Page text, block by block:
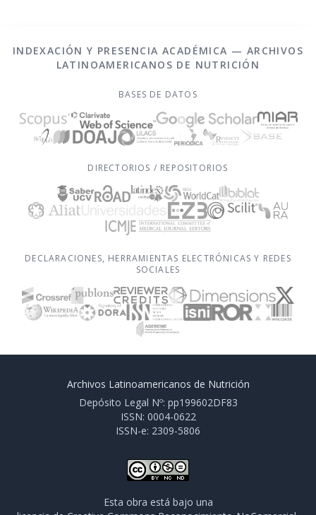
INDEXACIÓN Y PRESENCIA ACADÉMICA — ARCHIVOS
LATINOAMERICANOS DE NUTRICIÓN
BASES DE DATOS
DIRECTORIOS / REPOSITORIOS
DECLARACIONES, HERRAMIENTAS ELECTRÓNICAS Y REDES
SOCIALES
Archivos Latinoamericanos de Nutrición
Depósito Legal Nº: pp199602DF83
ISSN: 0004-0622
ISSN-e: 2309-5806
Esta obra está bajo una